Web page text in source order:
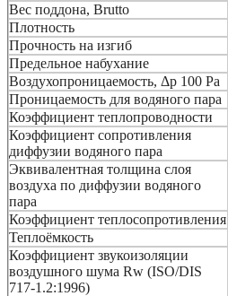
Вес поддона, Brutto
Плотность
Прочность на изгиб
Предельное набухание
Воздухопроницаемость, Δp 100 Pa
Проницаемость для водяного пара
Коэффициент теплопроводности
Коэффициент сопротивления
диффузии водяного пара
Эквивалентная толщина слоя
воздуха по диффузии водяного
пара
Коэффициент теплосопротивления
Теплоёмкость
Коэффициент звукоизоляции
воздушного шума Rw (ISO/DIS
717-1.2:1996)